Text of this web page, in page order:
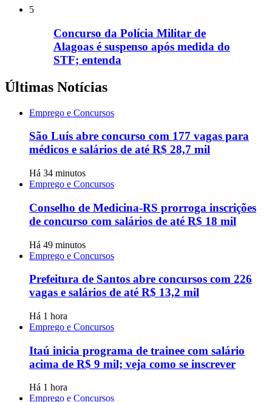
5
Concurso da Polícia Militar de
Alagoas é suspenso após medida do
STF; entenda
Últimas Notícias
Emprego e Concursos
São Luís abre concurso com 177 vagas para
médicos e salários de até R$ 28,7 mil
Há 34 minutos
Emprego e Concursos
Conselho de Medicina-RS prorroga inscrições
de concurso com salários de até R$ 18 mil
Há 49 minutos
Emprego e Concursos
Prefeitura de Santos abre concursos com 226
vagas e salários de até R$ 13,2 mil
Há 1 hora
Emprego e Concursos
Itaú inicia programa de trainee com salário
acima de R$ 9 mil; veja como se inscrever
Há 1 hora
Emprego e Concursos